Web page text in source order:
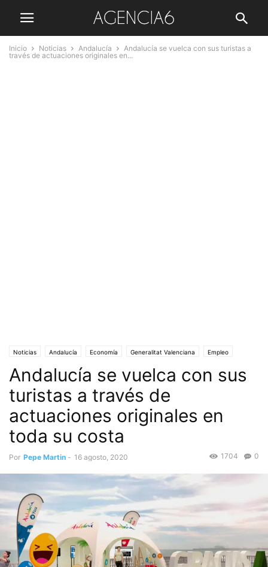
Inicio Noticias Andalucía
Andalucía se vuelca con sus turistas a
través de actuaciones originales en...
Noticias Andalucía Economía Generalitat Valenciana Empleo
Portada Sol y Playa
Andalucía se vuelca con sus
turistas a través de
actuaciones originales en
toda su costa
Por Pepe Martin - 16 agosto, 2020 0
1704